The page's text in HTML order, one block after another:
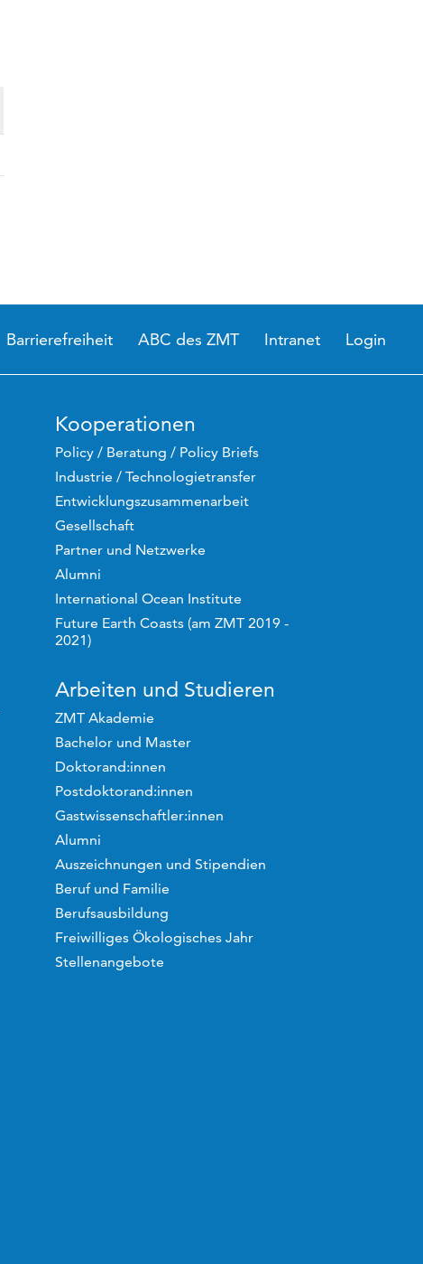
Barrierefreiheit ABC des ZMT Intranet Login
Kooperationen
Policy / Beratung / Policy Briefs
Industrie / Technologietransfer
Entwicklungszusammenarbeit
Gesellschaft
Partner und Netzwerke
Alumni
International Ocean Institute
Future Earth Coasts (am ZMT 2019 -
2021)
Arbeiten und Studieren
ZMT Akademie
Bachelor und Master
Doktorand:innen
Postdoktorand:innen
Gastwissenschaftler:innen
Alumni
Auszeichnungen und Stipendien
Beruf und Familie
Berufsausbildung
Freiwilliges Ökologisches Jahr
Stellenangebote